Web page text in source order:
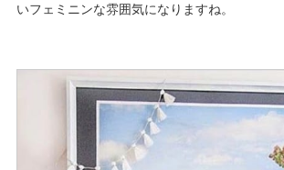
いフェミニンな雰囲気になりますね。